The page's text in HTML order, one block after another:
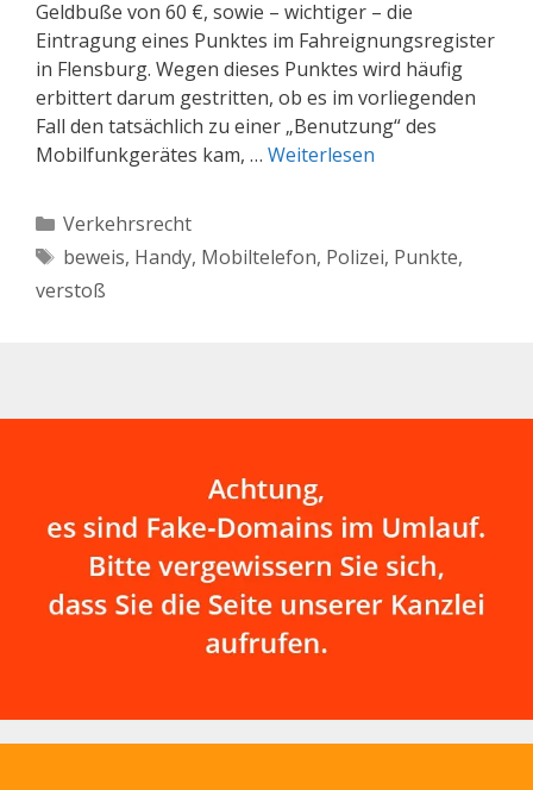
Geldbuße von 60 €, sowie – wichtiger – die
Eintragung eines Punktes im Fahreignungsregister
in Flensburg. Wegen dieses Punktes wird häufig
erbittert darum gestritten, ob es im vorliegenden
Fall den tatsächlich zu einer „Benutzung“ des
Mobilfunkgerätes kam, … Weiterlesen
Kategorien
Verkehrsrecht
Schlagwörter
beweis, Handy, Mobiltelefon, Polizei, Punkte,
verstoß